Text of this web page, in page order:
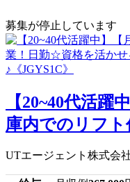
募集が停止しています
【20~40代活躍
庫内でのリフ
UTエージェント株式会